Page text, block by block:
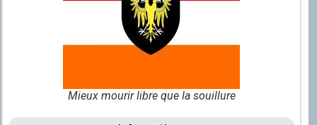
Mieux mourir libre que la souillure